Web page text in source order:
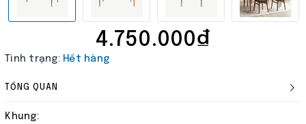
4.750.000₫
Tình trạng: Hết hàng
TỔNG QUAN
Khung: